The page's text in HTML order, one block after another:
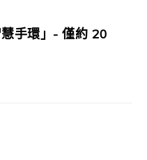
手環」- 僅約 20